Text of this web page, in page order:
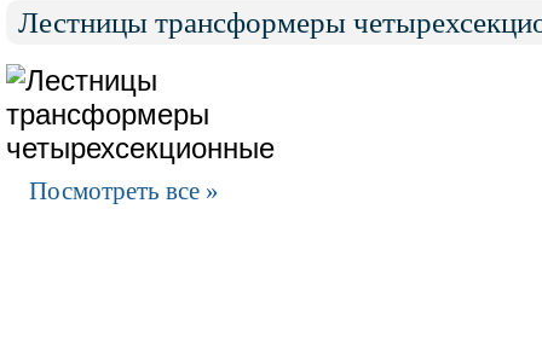
до
Лестницы трансформеры
Посмотреть все »